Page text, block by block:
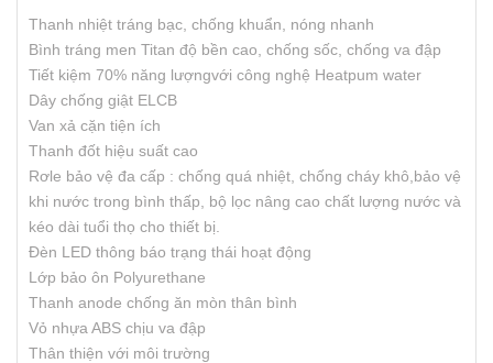
Thanh nhiệt tráng bạc, chống khuẩn, nóng nhanh
Bình tráng men Titan độ bền cao, chống sốc, chống va đập
Tiết kiệm 70% năng lượngvới công nghệ Heatpum water
Dây chống giật ELCB
Van xả cặn tiện ích
Thanh đốt hiệu suất cao
Rơle bảo vệ đa cấp : chống quá nhiệt, chống cháy khô,bảo vệ
khi nước trong bình thấp, bộ lọc nâng cao chất lượng nước và
kéo dài tuổi thọ cho thiết bị.
Đèn LED thông báo trạng thái hoạt động
Lớp bảo ôn Polyurethane
Thanh anode chống ăn mòn thân bình
Vỏ nhựa ABS chịu va đập
Thân thiện với môi trường